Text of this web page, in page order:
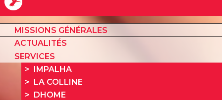
MISSIONS GÉNÉRALES
ACTUALITÉS
SERVICES
IMPALHA
LA COLLINE
DHOME